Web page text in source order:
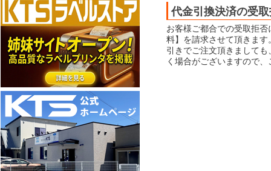
代金引換決済の受
お客様ご都合での受取拒
料】を請求させて頂きま
引きでご注文頂きまして
く場合がございますので